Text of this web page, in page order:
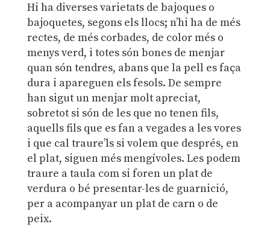
Hi ha diverses varietats de bajoques o
bajoquetes, segons els llocs; n’hi ha de més
rectes, de més corbades, de color més o
menys verd, i totes són bones de menjar
quan són tendres, abans que la pell es faça
dura i apareguen els fesols. De sempre
han sigut un menjar molt apreciat,
sobretot si són de les que no tenen fils,
aquells fils que es fan a vegades a les vores
i que cal traure’ls si volem que després, en
el plat, siguen més mengívoles. Les podem
traure a taula com si foren un plat de
verdura o bé presentar-les de guarnició,
per a acompanyar un plat de carn o de
peix.